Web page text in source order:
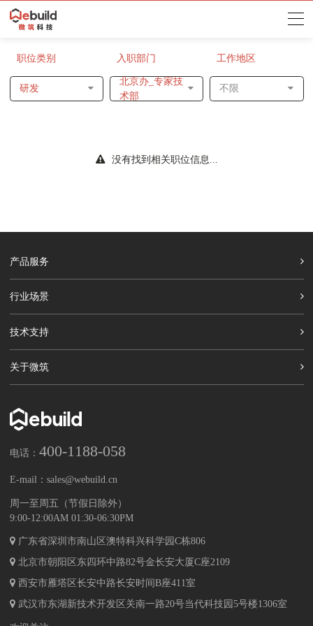
职位类别
研发
入职部门
北京办_专家技
术部
工作地区
不限
没有找到相关职位信息...
产品服务
行业场景
技术支持
关于微筑
电话： 400-1188-058
E-mail： sales@webuild.cn
周一至周五（节假日除外）
9:00-12:00AM 01:30-06:30PM
广东省深圳市南山区澳特科兴科学园C栋806
北京市朝阳区东四环中路82号金长安大厦C座2109
西安市雁塔区长安中路长安时间B座411室
武汉市东湖新技术开发区关南一路20号当代科技园5号楼1306室